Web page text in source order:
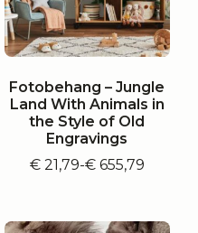
Fotobehang – Jungle
Land With Animals in
the Style of Old
Engravings
€21,79-€655,79
Prijsklasse:
€ 655,79